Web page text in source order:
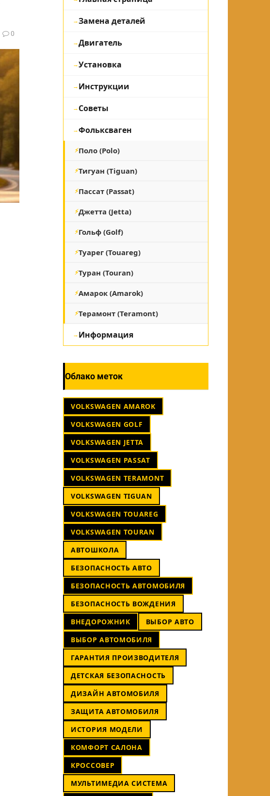
0
Замена деталей
Двигатель
Установка
Инструкции
Советы
Фольксваген
Поло (Polo)
Тигуан (Tiguan)
Пассат (Passat)
Джетта (Jetta)
Гольф (Golf)
Туарег (Touareg)
Туран (Touran)
Амарок (Amarok)
Терамонт (Teramont)
Информация
Облако меток
VOLKSWAGEN AMAROK
VOLKSWAGEN GOLF
VOLKSWAGEN JETTA
VOLKSWAGEN PASSAT
VOLKSWAGEN TERAMONT
VOLKSWAGEN TIGUAN
VOLKSWAGEN TOUAREG
VOLKSWAGEN TOURAN
АВТОШКОЛА
БЕЗОПАСНОСТЬ АВТО
БЕЗОПАСНОСТЬ АВТОМОБИЛЯ
БЕЗОПАСНОСТЬ ВОЖДЕНИЯ
ВНЕДОРОЖНИК
ВЫБОР АВТО
ВЫБОР АВТОМОБИЛЯ
ГАРАНТИЯ ПРОИЗВОДИТЕЛЯ
ДЕТСКАЯ БЕЗОПАСНОСТЬ
ДИЗАЙН АВТОМОБИЛЯ
ЗАЩИТА АВТОМОБИЛЯ
ИСТОРИЯ МОДЕЛИ
КОМФОРТ САЛОНА
КРОССОВЕР
МУЛЬТИМЕДИА СИСТЕМА